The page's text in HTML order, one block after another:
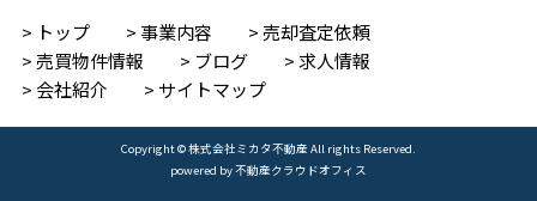
トップ 事業内容
売却査定依頼
売買物件情報
ブログ
求人情報
会社紹介
サイトマップ
Copyright © 株式会社ミカタ不動産 All rights Reserved.
powered by 不動産クラウドオフィス